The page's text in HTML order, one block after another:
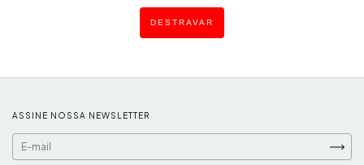
DESTRAVAR
ASSINE NOSSA NEWSLETTER